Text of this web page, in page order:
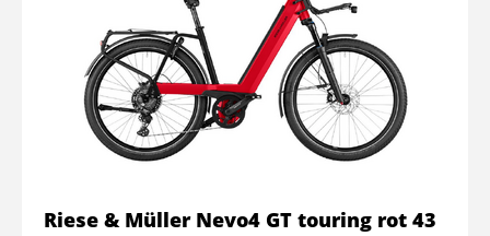
Riese & Müller Nevo4 GT touring rot 43